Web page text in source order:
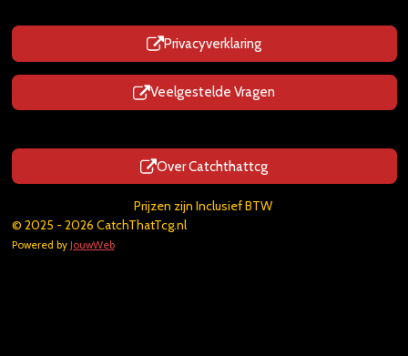
Privacyverklaring
Veelgestelde Vragen
Over Catchthattcg
Prijzen zijn Inclusief BTW
© 2025 - 2026 CatchThatTcg.nl
Powered by JouwWeb